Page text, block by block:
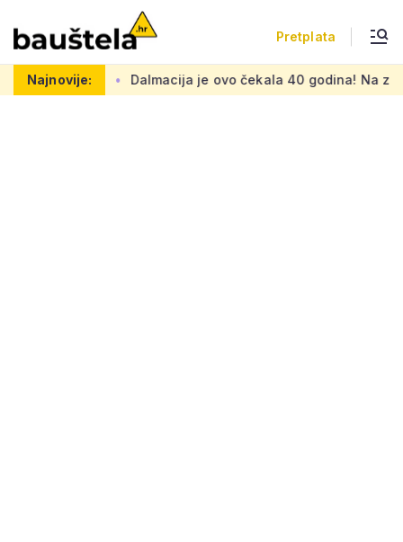
Pretplata
Najnovije:je ovo čekala 40 godina! Na zapuštenom zemljištu